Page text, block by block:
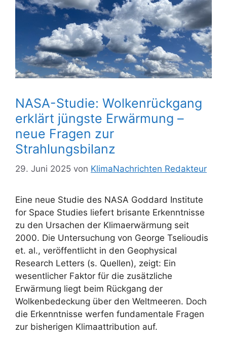
NASA-Studie: Wolkenrückgang
erklärt jüngste Erwärmung –
neue Fragen zur
Strahlungsbilanz
29. Juni 2025 von KlimaNachrichten Redakteur
Eine neue Studie des NASA Goddard Institute
for Space Studies liefert brisante Erkenntnisse
zu den Ursachen der Klimaerwärmung seit
2000. Die Untersuchung von George Tselioudis
et. al., veröffentlicht in den Geophysical
Research Letters (s. Quellen), zeigt: Ein
wesentlicher Faktor für die zusätzliche
Erwärmung liegt beim Rückgang der
Wolkenbedeckung über den Weltmeeren. Doch
die Erkenntnisse werfen fundamentale Fragen
zur bisherigen Klimaattribution auf.